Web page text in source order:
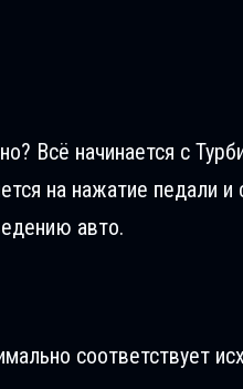
Всё начинается с
на нажатие педали
авто.
соответствует